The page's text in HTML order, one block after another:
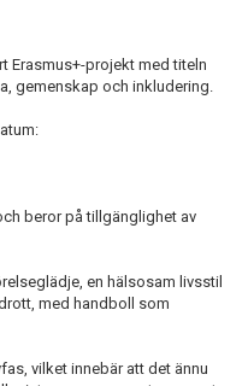
Erasmus+-projekt med titeln
gemenskap och inkludering.
beror på tillgänglighet av
en hälsosam livsstil
med handboll som
vilket innebär att det ännu